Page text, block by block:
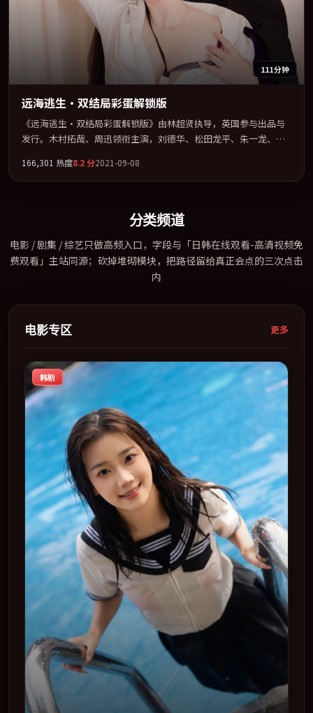
111分钟
远海逃生·双结局彩蛋解锁版
《远海逃生·双结局彩蛋解锁版》由林超贤执导，英国参与出品与
发行。木村拓哉、周迅领衔主演，刘德华、松田龙平、朱一龙、胡
以「悬疑」类型为骨架，在叙事、表演与视听上力求统一。定于
2021-08-19 在内地院线及主流平台同步亮相，2021 年度话题片中口
166,301 热度8.2分2021-09-08
分类频道
电影 / 剧集 / 综艺只做高频入口，字段与「日韩在线观看-高清视频免
费观看」主站同源；砍掉堆砌模块，把路径留给真正会点的三次点击
内
电影专区 更多
韩剧